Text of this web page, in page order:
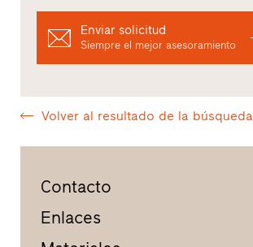
Enviar solicitud
Siempre el mejor asesoramiento
Volver al resultado de la búsqueda
Contacto
Enlaces